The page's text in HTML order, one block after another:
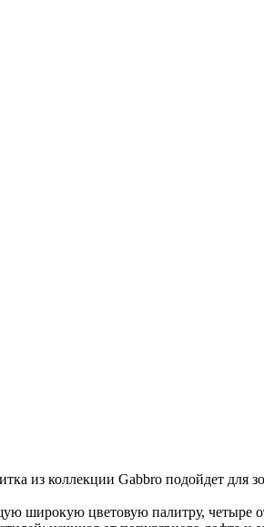
из коллекции Gabbro подойдет для
широкую цветовую палитру, четыре